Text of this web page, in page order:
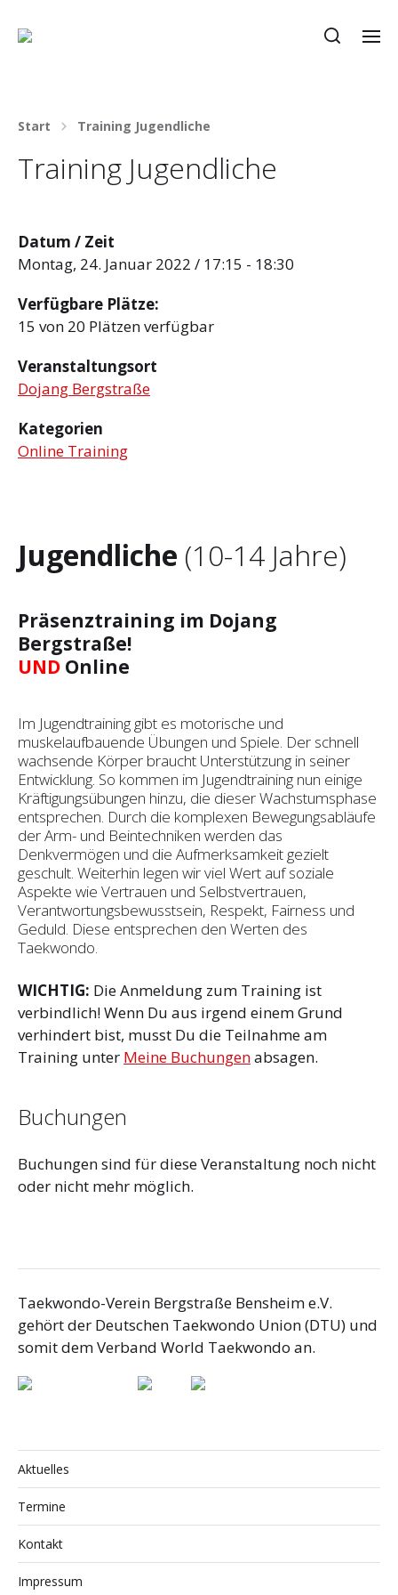
Start Training Jugendliche
Training Jugendliche
Datum / Zeit
Montag, 24. Januar 2022 / 17:15 - 18:30
Verfügbare Plätze:
15 von 20 Plätzen verfügbar
Veranstaltungsort
Dojang Bergstraße
Kategorien
Online Training
Jugendliche (10-14 Jahre)
Präsenztraining im Dojang
Bergstraße!
UND Online
Im Jugendtraining gibt es motorische und
muskelaufbauende Übungen und Spiele. Der schnell
wachsende Körper braucht Unterstützung in seiner
Entwicklung. So kommen im Jugendtraining nun einige
Kräftigungsübungen hinzu, die dieser Wachstumsphase
entsprechen. Durch die komplexen Bewegungsabläufe
der Arm- und Beintechniken werden das
Denkvermögen und die Aufmerksamkeit gezielt
geschult. Weiterhin legen wir viel Wert auf soziale
Aspekte wie Vertrauen und Selbst­vertrauen,
Verantwortungsbewusstsein, Respekt, Fairness und
Geduld. Diese entsprechen den Werten des
Taekwondo.
WICHTIG: Die Anmeldung zum Training ist
verbindlich! Wenn Du aus irgend einem Grund
verhindert bist, musst Du die Teilnahme am
Training unter Meine Buchungenabsagen.
Buchungen
Buchungen sind für diese Veranstaltung noch nicht
oder nicht mehr möglich.
Taekwondo-Verein Bergstraße Bensheim e.V.
gehört der Deutschen Taekwondo Union (DTU) und
somit dem Verband World Taekwondo an.
Aktuelles
Termine
Kontakt
Impressum